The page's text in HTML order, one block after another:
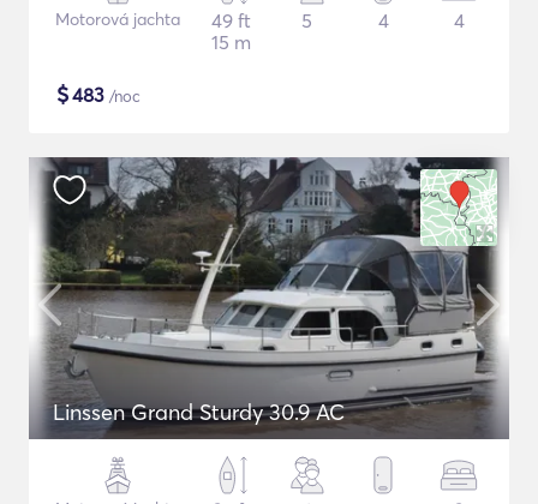
Motorová jachta
49 ft
15 m
5 4 4
$483 /noc
Linssen Grand Sturdy 30.9 AC